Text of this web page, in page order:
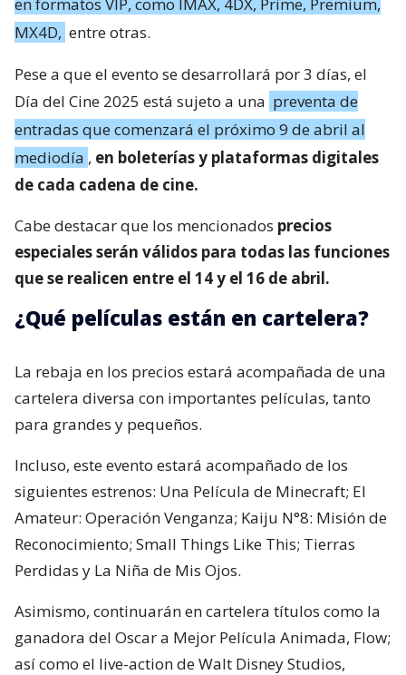
MX4D, entre otras.
Pese a que el evento se desarrollará por 3 días, el
Día del Cine 2025 está sujeto a una preventa de
entradas que comenzará el próximo 9 de abril al
mediodía , en boleterías y plataformas digitales
de cada cadena de cine.
Cabe destacar que los mencionados precios
especiales serán válidos para todas las funciones
que se realicen entre el 14 y el 16 de abril.
¿Qué películas están en cartelera?
La rebaja en los precios estará acompañada de una
cartelera diversa con importantes películas, tanto
para grandes y pequeños.
Incluso, este evento estará acompañado de los
siguientes estrenos: Una Película de Minecraft; El
Amateur: Operación Venganza; Kaiju N°8: Misión de
Reconocimiento; Small Things Like This; Tierras
Perdidas y La Niña de Mis Ojos.
Asimismo, continuarán en cartelera títulos como la
ganadora del Oscar a Mejor Película Animada, Flow;
así como el live-action de Walt Disney Studios,